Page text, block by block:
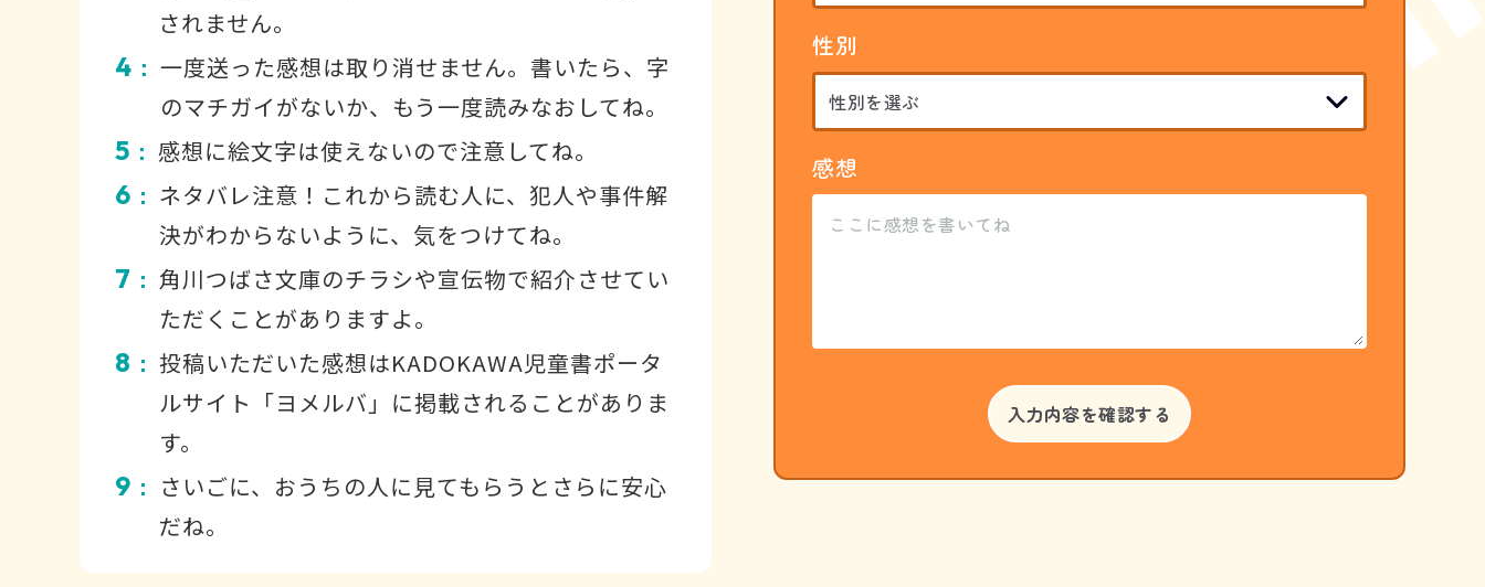
されません。
4 ： 一度送った感想は取り消せません。書いたら、字
のマチガイがないか、もう一度読みなおしてね。
5 ： 感想に絵文字は使えないので注意してね。
6 ： ネタバレ注意！これから読む人に、犯人や事件解
決がわからないように、気をつけてね。
7 ： 角川つばさ文庫のチラシや宣伝物で紹介させてい
ただくことがありますよ。
8 ： 投稿いただいた感想はKADOKAWA児童書ポータ
ルサイト「ヨメルバ」に掲載されることがありま
す。
9 ：
さいごに、おうちの人に見てもらうとさらに安心
だね。
性別
感想